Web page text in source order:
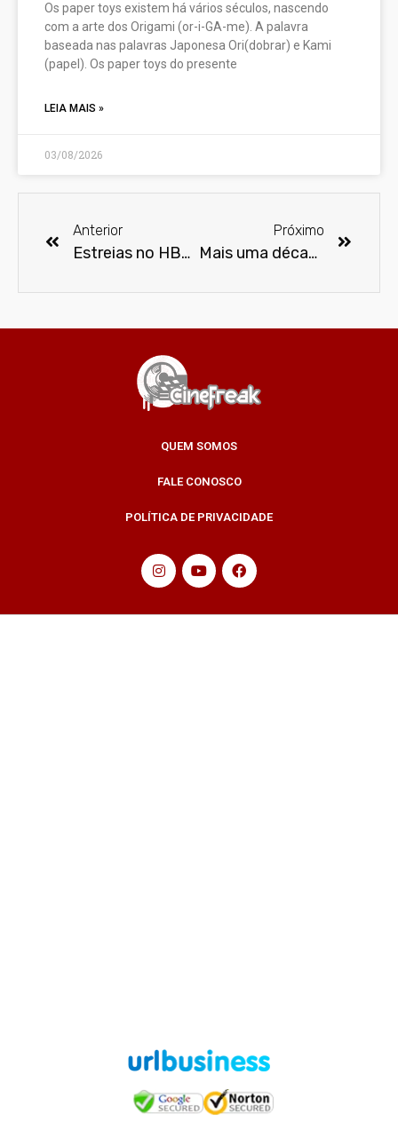
Os paper toys existem há vários séculos, nascendo
com a arte dos Origami (or-i-GA-me). A palavra
baseada nas palavras Japonesa Ori(dobrar) e Kami
(papel). Os paper toys do presente
LEIA MAIS »
03/08/2026
Anterior
Estreias no HBO Max em setembro
Próximo
Mais uma década do Batman de Ben Affleck no DCEU
QUEM SOMOS
FALE CONOSCO
POLÍTICA DE PRIVACIDADE